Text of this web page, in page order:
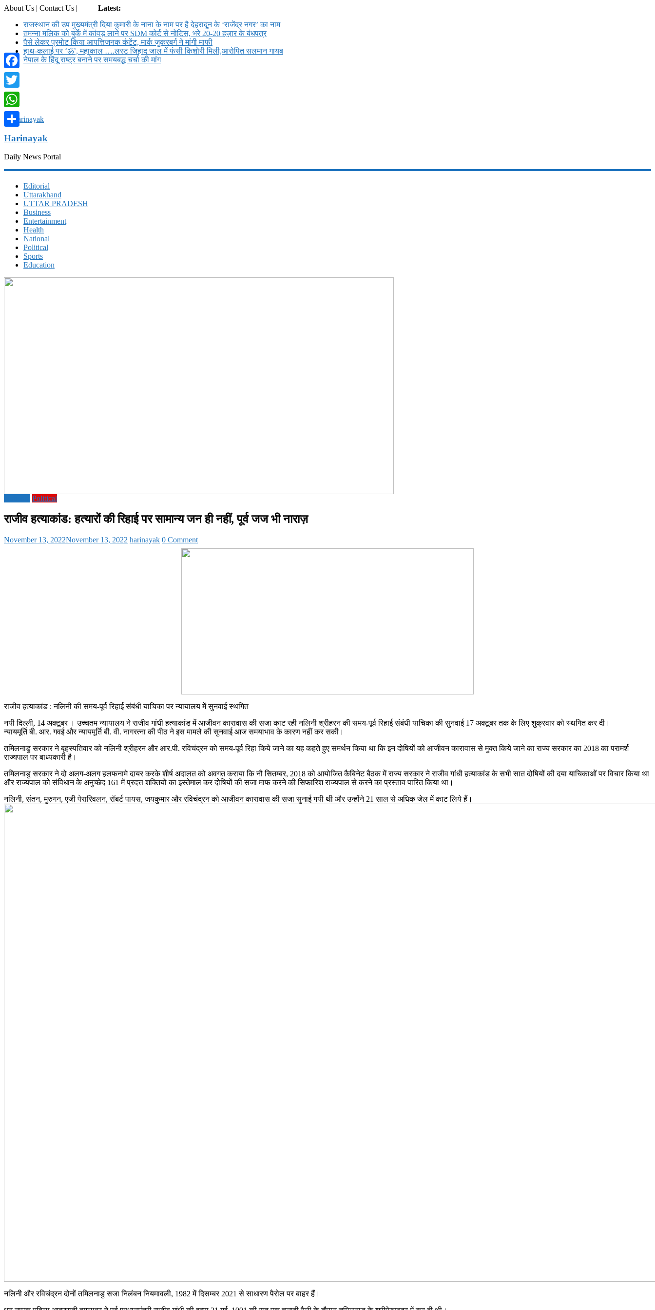
About Us | Contact Us |
Latest:
राजस्थान की उप मुख्यमंत्री दिया कुमारी के नाना के नाम पर है देहरादून के ‘राजेंद्र नगर’ का नाम
तमन्ना मलिक को बुर्के में कांवड़ लाने पर SDM कोर्ट से नोट‍िस, भरे 20-20 हज़ार के बंधपत्र
पैसे लेकर प्रमोट क‍िया आपत्तिजनक कंटेंट, मार्क जुकरबर्ग ने मांगी माफी
हाथ-कलाई पर ‘ॐ’, महाकाल ….लस्ट जिहाद जाल में फंसी किशोरी मिली,आरोपित सलमान गायब
नेपाल के हिंदू राष्ट्र बनाने पर समयबद्ध चर्चा की मांग
Harinayak
Daily News Portal
Editorial
Uttarakhand
UTTAR PRADESH
Business
Entertainment
Health
National
Political
Sports
Education
Political
राजीव हत्याकांड: हत्यारों की रिहाई पर सामान्य जन ही नहीं, पूर्व जज भी नाराज़
November 13, 2022November 13, 2022 harinayak 0 Comment
राजीव हत्याकांड : नलिनी की समय-पूर्व रिहाई संबंधी याचिका पर न्यायालय में सुनवाई स्थगित
नयी दिल्ली, 14 अक्टूबर । उच्चतम न्यायालय ने राजीव गांधी हत्याकांड में आजीवन कारावास की सजा काट रही नलिनी श्रीहरन की समय-पूर्व रिहाई संबंधी याचिका की सुनवाई 17 अक्टूबर तक के लिए शुक्रवार को स्थगित कर दी।
न्यायमूर्ति बी. आर. गवई और न्यायमूर्ति बी. वी. नागरत्ना की पीठ ने इस मामले की सुनवाई आज समयाभाव के कारण नहीं कर सकी।
तमिलनाडु सरकार ने बृहस्पतिवार को नलिनी श्रीहरन और आर.पी. रविचंद्रन को समय-पूर्व रिहा किये जाने का यह कहते हुए समर्थन किया था कि इन दोषियों को आजीवन कारावास से मुक्त किये जाने का राज्य सरकार का 2018 का परामर्श
राज्यपाल पर बाध्यकारी है।
तमिलनाडु सरकार ने दो अलग-अलग हलफनामे दायर करके शीर्ष अदालत को अवगत कराया कि नौ सितम्बर, 2018 को आयोजित कैबिनेट बैठक में राज्य सरकार ने राजीव गांधी हत्याकांड के सभी सात दोषियों की दया याचिकाओं पर विचार किया था
और राज्यपाल को संविधान के अनुच्छेद 161 में प्रदत्त शक्तियों का इस्तेमाल कर दोषियों की सजा माफ करने की सिफारिश राज्यपाल से करने का प्रस्ताव पारित किया था।
नलिनी, संतन, मुरुगन, एजी पेरारिवलन, रॉबर्ट पायस, जयकुमार और रविचंद्रन को आजीवन कारावास की सजा सुनाई गयी थी और उन्होंने 21 साल से अधिक जेल में काट लिये हैं।
नलिनी और रविचंद्रन दोनों तमिलनाडु सजा निलंबन नियमावली, 1982 में दिसम्बर 2021 से साधारण पैरोल पर बाहर हैं।
Facebook
Twitter
WhatsApp
Share